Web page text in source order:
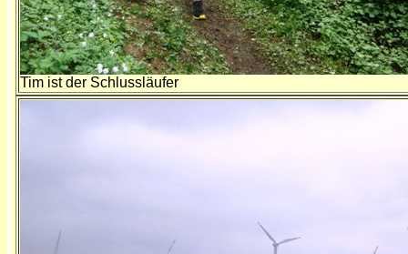
Tim ist der Schlussläufer